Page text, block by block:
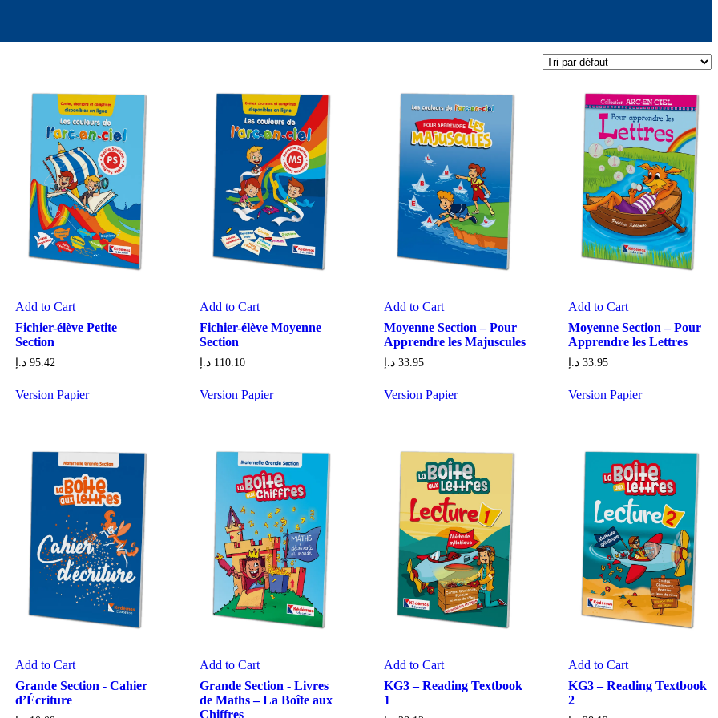
Add to Cart
Fichier-élève Petite
Section
95.42 د.إ
Version Papier
Add to Cart
Fichier-élève Moyenne
Section
110.10 د.إ
Version Papier
Add to Cart
Moyenne Section – Pour
Apprendre les Majuscules
33.95 د.إ
Version Papier
Add to Cart
Moyenne Section – Pour
Apprendre les Lettres
33.95 د.إ
Version Papier
Add to Cart
Grande Section - Cahier
d’Écriture
Add to Cart
Grande Section - Livres
de Maths – La Boîte aux
Chiffres
Add to Cart
KG3 – Reading Textbook
1
Add to Cart
KG3 – Reading Textbook
2